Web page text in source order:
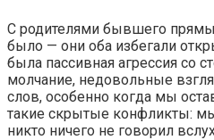
С родителями бывшего
было — они оба избегали
была пассивная агрессия со
молчание, недовольные
слов, особенно когда мы
такие скрытые конфликты:
никто ничего не говорил